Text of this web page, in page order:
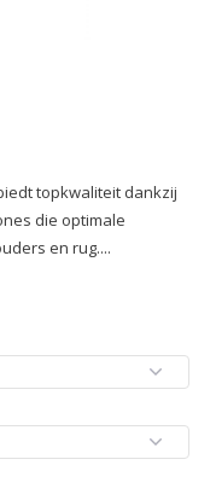
topkwaliteit dankzij
die optimale
en rug....